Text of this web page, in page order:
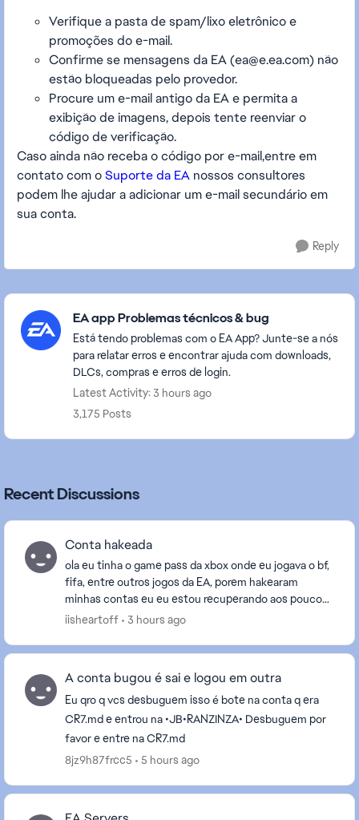
Verifique a pasta de spam/lixo eletrônico e
promoções do e-mail.
Confirme se mensagens da EA (ea@e.ea.com) não
estão bloqueadas pelo provedor.
Procure um e-mail antigo da EA e permita a
exibição de imagens, depois tente reenviar o
código de verificação.
Caso ainda não receba o código por e-mail,entre em
contato com oSuporte da EA nossos consultores
podem lhe ajudar a adicionar um e-mail secundário em
sua conta.
Reply
Featured Places
EA app Problemas técnicos & bug
Está tendo problemas com o EA App? Junte-se a nós
para relatar erros e encontrar ajuda com downloads,
DLCs, compras e erros de login.
Latest Activity: 3 hours ago
3,175 Posts
Recent Discussions
Conta hakeada
ola eu tinha o game pass da xbox onde eu jogava o bf,
fifa, entre outros jogos da EA, porem hakearam
minhas contas eu eu estou recuperando aos poucos.
agora que eu consegui recuperar a da xbox nao...
iisheartoff 3 hours ago
A conta bugou é sai e logou em outra
Eu qro q vcs desbuguem isso é bote na conta q era
CR7.md e entrou na •JB•RANZINZA• Desbuguem por
favor e entre na CR7.md
8jz9h87frcc5
5 hours ago